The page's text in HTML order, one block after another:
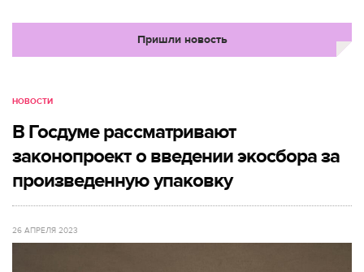
Пришли новость
НОВОСТИ
В Госдуме рассматривают
законопроект о введении экосбора за
произведенную упаковку
26 АПРЕЛЯ 2023